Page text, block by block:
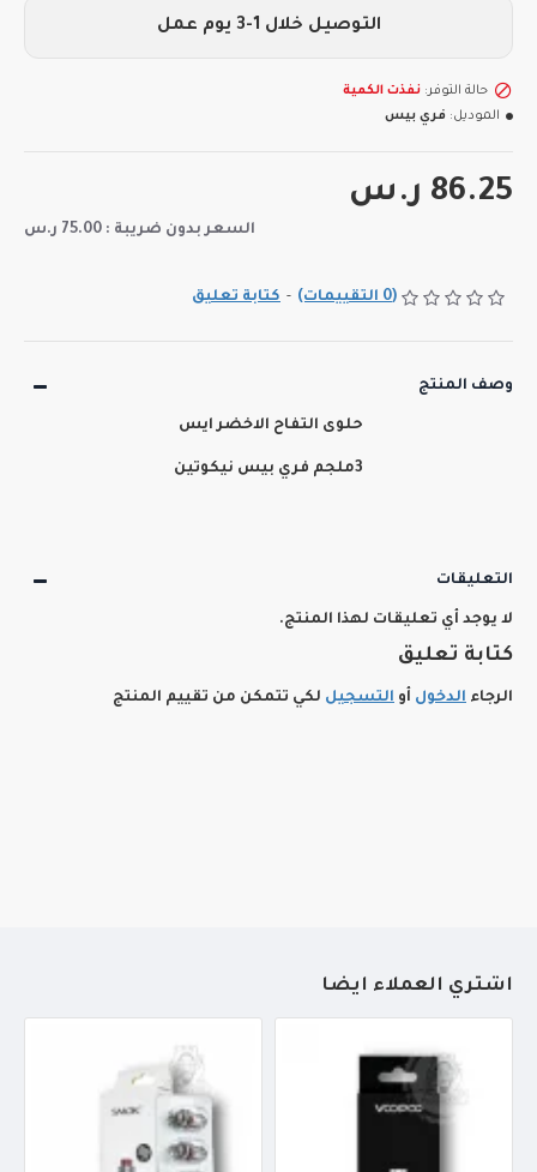
(0 التقييمات) - كتابة تعليق
86.25 ر.س
السعر بدون ضريبة : 75.00 ر.س
حالة التوفر: نفذت الكمية
الموديل: فري بيس
التوصيل خلال 1-3 يوم عمل
وصف المنتج
حلوى التفاح الاخضر ايس
3ملجم فري بيس نيكوتين
التعليقات
لا يوجد أي تعليقات لهذا المنتج.
كتابة تعليق
الرجاء الدخول أو التسجيل لكي تتمكن من تقييم المنتج
أشتري العملاء أيضاً